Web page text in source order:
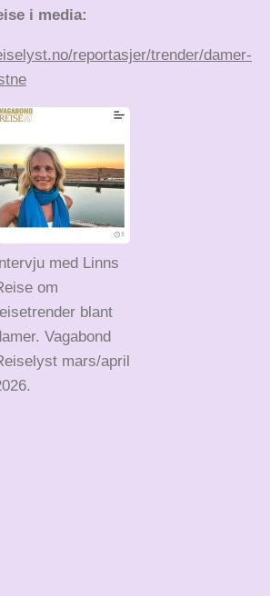
i media:
reportasjer/trender/damer-
med Linns
om
blant
Vagabond
mars/april